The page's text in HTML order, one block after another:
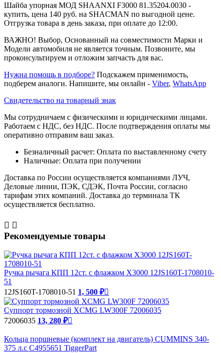
Шайба упорная МОД SHAANXI F3000 81.35204.0030 -
купить, цена 140 руб. на SHACMAN по выгодной цене.
Отгрузка товара в день заказа, при оплате до 12:00.
ВАЖНО! Выбор, Основанный на совместимости Марки и
Модели автомобиля не является точным. Позвоните, мы
проконсультируем и отложим запчасть для вас.
Нужна помощь в подборе? Подскажем применимость,
подберем аналоги. Напишите, мы онлайн - Viber, WhatsApp
Свидетельство на товарный знак
Мы сотрудничаем с физическими и юридическими лицами.
Работаем с НДС, без НДС. После подтверждения оплаты мы
оперативно отправим ваш заказ.
Безналичный расчет: Оплата по выставленному счету
Наличные: Оплата при получении
Доставка по России осуществляется компаниями ЛУЧ,
Деловые линии, ПЭК, СДЭК, Почта России, согласно
тарифам этих компаний. Доставка до терминала ТК
осуществляется бесплатно.
 
Рекомендуемые товары
Ручка рычага КПП 12ст. с флажком X3000 12JS160T-1708010-
51
12JS160T-1708010-51 1, 500 ₽
Суппорт тормозной XCMG LW300F 72006035
72006035 13, 280 ₽
Кольца поршневые (комплект на двигатель) CUMMINS 340-
375 л.с C4955651 TiggerPart